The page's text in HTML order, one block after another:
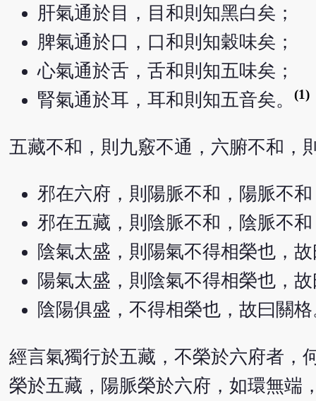
肝氣通於目，目和則知黑白矣；
脾氣通於口，口和則知穀味矣；
心氣通於舌，舌和則知五味矣；
腎氣通於耳，耳和則知五音矣。
(1)
五藏不和，則九竅不通，六腑不和，
邪在六府，則陽脈不和，陽脈不
邪在五藏，則陰脈不和，陰脈不
陰氣太盛，則陽氣不得相榮也，
陽氣太盛，則陰氣不得相榮也，
陰陽俱盛，不得相榮也，故曰關
經言氣獨行於五藏，不榮於六府者，
榮於五藏，陽脈榮於六府，如環無端